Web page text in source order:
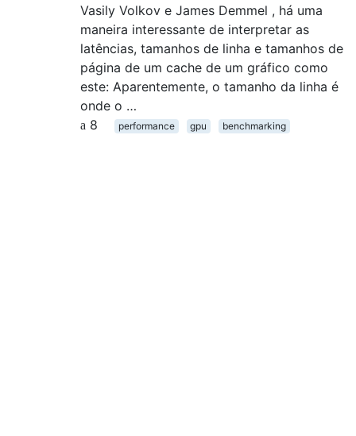
Vasily Volkov e James Demmel , há uma
maneira interessante de interpretar as
latências, tamanhos de linha e tamanhos de
página de um cache de um gráfico como
este: Aparentemente, o tamanho da linha é
onde o …
8
performance gpu benchmarking